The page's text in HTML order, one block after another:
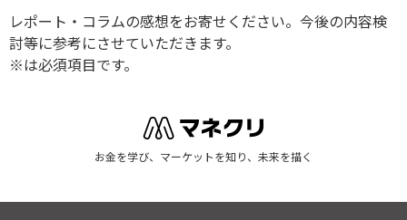
レポート・コラムの感想をお寄せください。今後の内容検
討等に参考にさせていただきます。
※は必須項目です。
お金を学び、マーケットを知り、未来を描く